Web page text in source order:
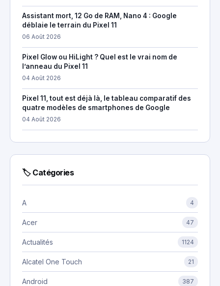
Assistant mort, 12 Go de RAM, Nano 4 : Google
déblaie le terrain du Pixel 11
06 Août 2026
Pixel Glow ou HiLight ? Quel est le vrai nom de
l’anneau du Pixel 11
04 Août 2026
Pixel 11, tout est déjà là, le tableau comparatif des
quatre modèles de smartphones de Google
04 Août 2026
🏷 Catégories
A 4
Acer 47
Actualités 1124
Alcatel One Touch 21
Android 387